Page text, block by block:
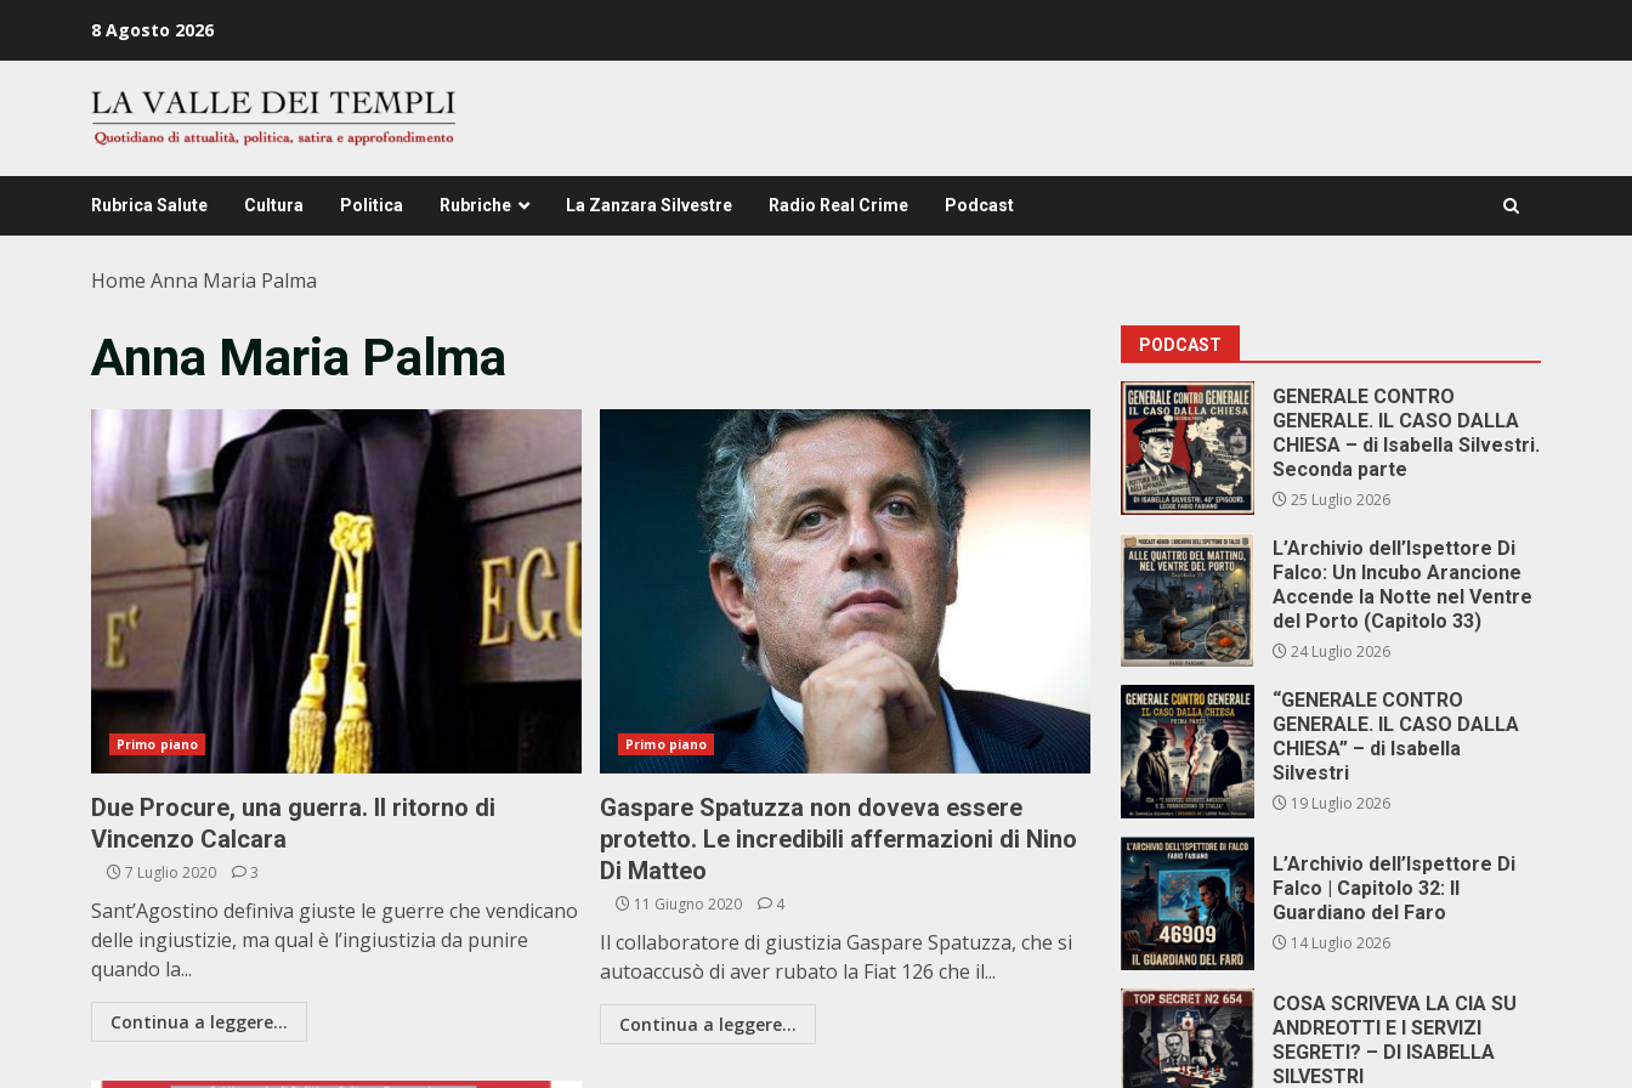
8 Agosto 2026
Rubrica Salute Cultura Politica Rubriche La Zanzara Silvestre Radio Real Crime Podcast
Home Anna Maria Palma
Anna Maria Palma
Primo piano
Due Procure, una guerra. Il ritorno di
Vincenzo Calcara
7 Luglio 2020 3
Sant’Agostino definiva giuste le guerre che vendicano
delle ingiustizie, ma qual è l’ingiustizia da punire
quando la...
Continua a leggere...
Primo piano
Gaspare Spatuzza non doveva essere
protetto. Le incredibili affermazioni di Nino
Di Matteo
11 Giugno 2020 4
Il collaboratore di giustizia Gaspare Spatuzza, che si
autoaccusò di aver rubato la Fiat 126 che il...
Continua a leggere...
PODCAST
GENERALE CONTRO
GENERALE. IL CASO DALLA
CHIESA – di Isabella Silvestri.
Seconda parte
25 Luglio 2026
L’Archivio dell’Ispettore Di
Falco: Un Incubo Arancione
Accende la Notte nel Ventre
del Porto (Capitolo 33)
24 Luglio 2026
“GENERALE CONTRO
GENERALE. IL CASO DALLA
CHIESA” – di Isabella
Silvestri
19 Luglio 2026
L’Archivio dell’Ispettore Di
Falco | Capitolo 32: Il
Guardiano del Faro
14 Luglio 2026
COSA SCRIVEVA LA CIA SU
ANDREOTTI E I SERVIZI
SEGRETI? – DI ISABELLA
SILVESTRI